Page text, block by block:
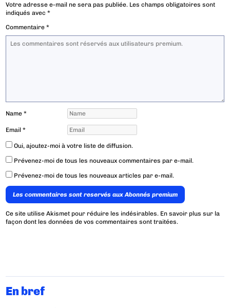
Votre adresse e-mail ne sera pas publiée. Les champs obligatoires sont
indiqués avec*
Commentaire*
Name*
Email*
Oui, ajoutez-moi à votre liste de diffusion.
Prévenez-moi de tous les nouveaux commentaires par e-mail.
Prévenez-moi de tous les nouveaux articles par e-mail.
Les commentaires sont reservés aux Abonnés premium
Ce site utilise Akismet pour réduire les indésirables. En savoir plus sur la
façon dont les données de vos commentaires sont traitées.
En bref